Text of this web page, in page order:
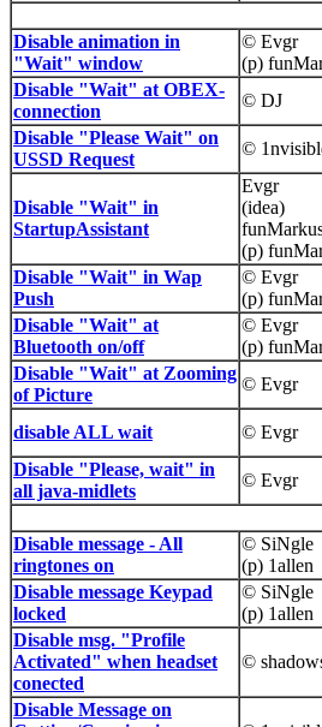
Disable animation in
"Wait" window
© Evgr
(p)
Disable "Wait" at OBEX-
connection
© DJ
Disable "Please Wait" on
USSD Request
©
Disable "Wait" in
StartupAssistant
Evgr
(idea)
(p)
Disable "Wait" in Wap
Push
© Evgr
(p)
Disable "Wait" at
Bluetooth on/off
© Evgr
(p)
Disable "Wait" at Zooming
of Picture
© Evgr
disable ALL wait © Evgr
Disable "Please, wait" in
all java-midlets
© Evgr
Disable message - All
ringtones on
© SiNgle
(p) 1allen
Disable message Keypad
locked
© SiNgle
(p) 1allen
Disable msg. "Profile
Activated" when headset
conected
©
Disable Message on